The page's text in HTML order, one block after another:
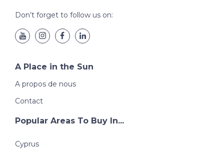
Don’t forget to follow us on:
A Place in the Sun
A propos de nous
Contact
Popular Areas To Buy In...
Cyprus